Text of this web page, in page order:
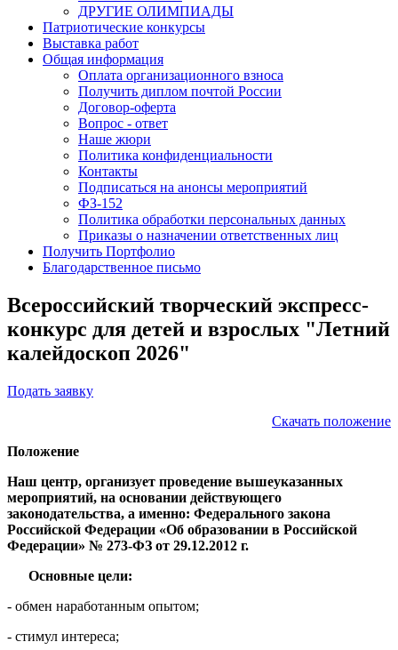
ДРУГИЕ ОЛИМПИАДЫ
Патриотические конкурсы
Выставка работ
Общая информация
Оплата организационного взноса
Получить диплом почтой России
Договор-оферта
Вопрос - ответ
Наше жюри
Политика конфиденциальности
Контакты
Подписаться на анонсы мероприятий
ФЗ-152
Политика обработки персональных данных
Приказы о назначении ответственных лиц
Получить Портфолио
Благодарственное письмо
Всероссийский творческий экспресс-
конкурс для детей и взрослых "Летний
калейдоскоп 2026"
Подать заявку
Скачать положение
Положение
Наш центр, организует проведение вышеуказанных
мероприятий, на основании действующего
законодательства, а именно: Федерального закона
Российской Федерации «Об образовании в Российской
Федерации» № 273-ФЗ от 29.12.2012 г.
Основные цели:
- обмен наработанным опытом;
- стимул интереса;